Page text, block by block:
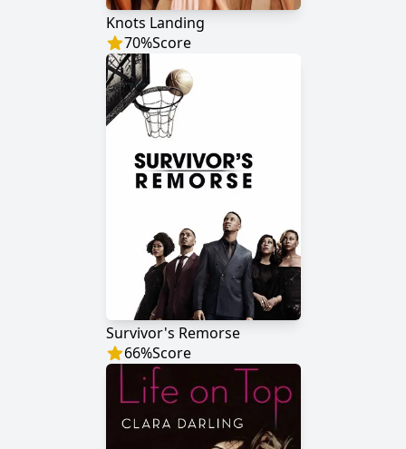
Knots Landing
70%Score
Survivor's Remorse
66%Score